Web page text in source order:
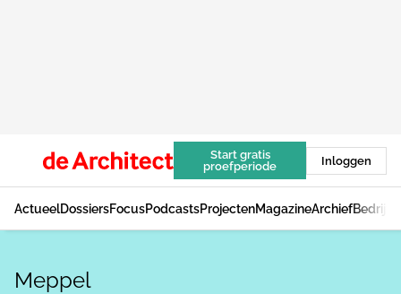
Start gratis
proefperiode
Inloggen
ActueelDossiersFocusPodcastsProjectenMagazineArchief
Meppel